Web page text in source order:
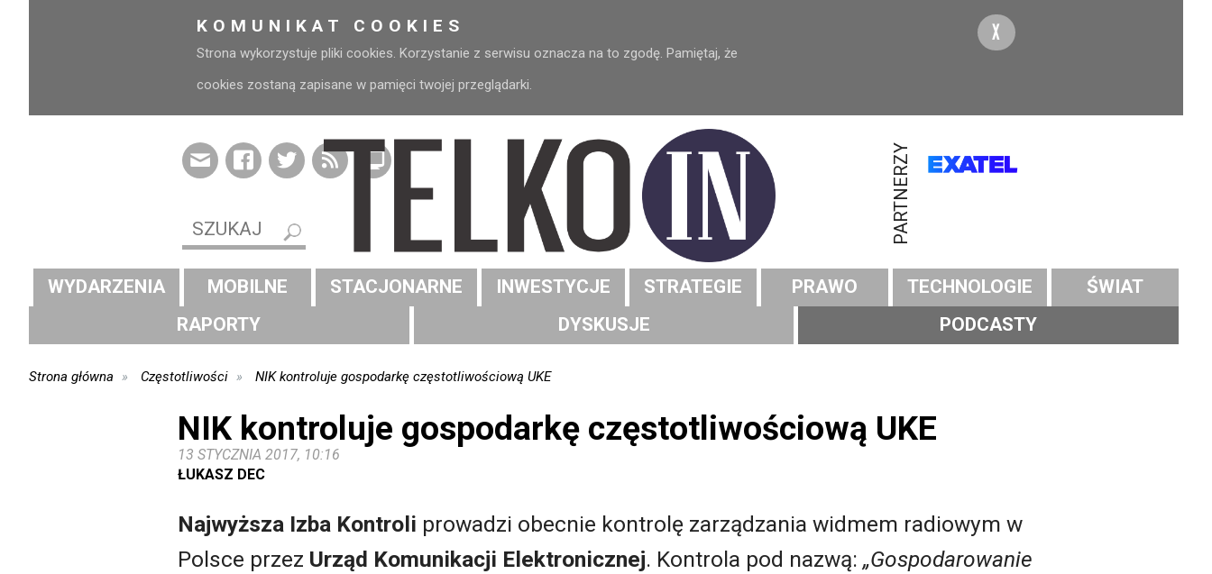
KOMUNIKAT COOKIES
Strona wykorzystuje pliki cookies. Korzystanie z serwisu oznacza na to zgodę. Pamiętaj, że
cookies zostaną zapisane w pamięci twojej przeglądarki.
X
PARTNERZY
WYDARZENIA MOBILNE STACJONARNE INWESTYCJE STRATEGIE PRAWO TECHNOLOGIE
ŚWIAT
RAPORTY
DYSKUSJE PODCASTY
Strona główna Częstotliwości NIK kontroluje gospodarkę częstotliwościową UKE
NIK kontroluje gospodarkę częstotliwościową UKE
13 STYCZNIA 2017, 10:16
ŁUKASZ DEC
Najwyższa Izba Kontroli prowadzi obecnie kontrolę zarządzania widmem radiowym w
Polsce przez Urząd Komunikacji Elektronicznej. Kontrola pod nazwą: „Gospodarowanie